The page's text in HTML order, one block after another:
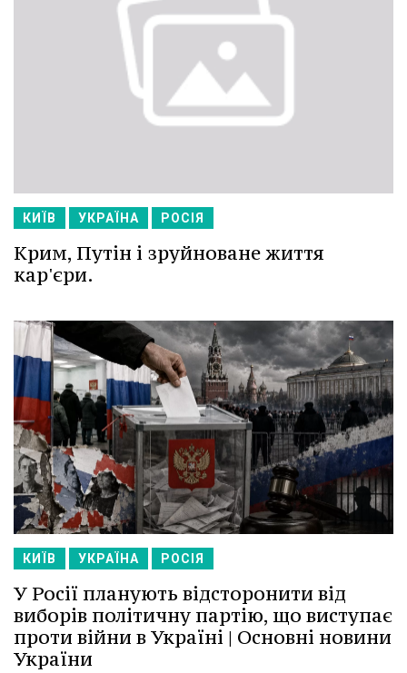
КИЇВ УКРАЇНА РОСІЯ
Крим, Путін і зруйноване життя
кар'єри.
КИЇВ УКРАЇНА РОСІЯ
У Росії планують відсторонити від
виборів політичну партію, що виступає
проти війни в Україні | Основні новини
України